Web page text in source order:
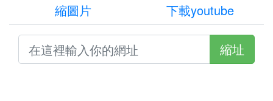
縮圖片
下載youtube
縮址